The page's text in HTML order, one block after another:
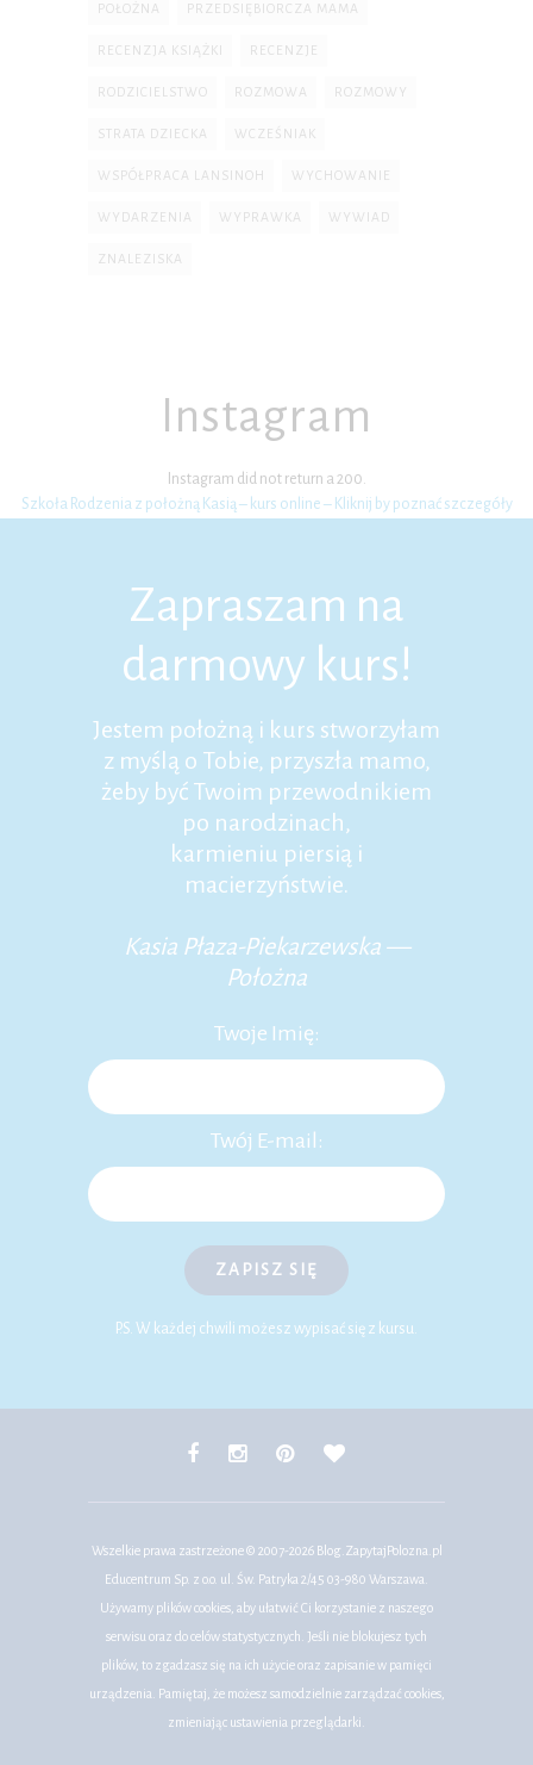
POŁOŻNA PRZEDSIĘBIORCZA MAMA
RECENZJA KSIĄŻKI RECENZJE
RODZICIELSTWO ROZMOWA ROZMOWY
STRATA DZIECKA WCZEŚNIAK
WSPÓŁPRACA LANSINOH WYCHOWANIE
WYDARZENIA WYPRAWKA WYWIAD
ZNALEZISKA
Instagram
Instagram did not return a 200.
Szkoła Rodzenia z położną Kasią – kurs online – Kliknij by poznać szczegóły
Zapraszam na
darmowy kurs!
Jestem położną i kurs stworzyłam
z myślą o Tobie, przyszła mamo,
żeby być Twoim przewodnikiem
po narodzinach,
karmieniu piersią i
macierzyństwie.
Kasia Płaza-Piekarzewska —
Położna
Twoje Imię:
Twój E-mail:
ZAPISZ SIĘ
P.S. W każdej chwili możesz wypisać się z kursu.
Wszelkie prawa zastrzeżone © 2007-2026 Blog.ZapytajPolozna.pl
Educentrum Sp. z o.o. ul. Św. Patryka 2/45 03-980 Warszawa.
Używamy plików cookies, aby ułatwić Ci korzystanie z naszego
serwisu oraz do celów statystycznych. Jeśli nie blokujesz tych
plików, to zgadzasz się na ich użycie oraz zapisanie w pamięci
urządzenia. Pamiętaj, że możesz samodzielnie zarządzać cookies,
zmieniając ustawienia przeglądarki.